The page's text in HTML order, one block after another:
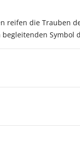
reifen die Trauben
Symbol